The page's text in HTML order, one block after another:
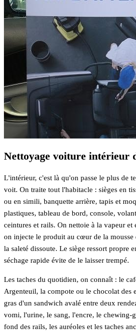
Nettoyage voiture intérieur
L'intérieur, c'est là qu'on passe le plus de
voit. On traite tout l'habitacle : sièges en
ou en simili, banquette arrière, tapis et
plastiques, tableau de bord, console,
ceintures et rails. On nettoie à la vapeur
on injecte le produit au cœur de la mousse
la saleté dissoute. Le siège ressort propre
séchage rapide évite de le laisser trempé.
Les taches du quotidien, on connaît : le
Argenteuil, la compote ou le chocolat des
gras d'un sandwich avalé entre deux
vomi, l'urine, le sang, l'encre, le chewing-
fond des rails, les auréoles et les taches